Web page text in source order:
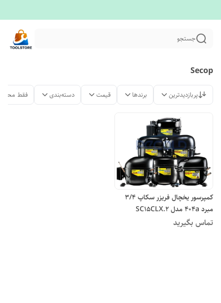
جستجو
Secop
پربازدیدترین برندها قیمت دسته‌بندی فقط
کمپرسور یخچال فریزر سکاپ 3/4
مبرد 404a مدل SC15CLX.2
تماس بگیرید